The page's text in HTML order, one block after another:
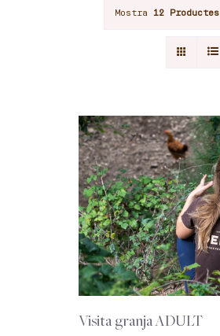
Mostra 12 Productes
Visita granja ADULT